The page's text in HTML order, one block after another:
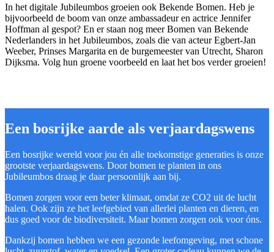
In het digitale Jubileumbos groeien ook Bekende Bomen. Heb je
bijvoorbeeld de boom van onze ambassadeur en actrice Jennifer
Hoffman al gespot? En er staan nog meer Bomen van Bekende
Nederlanders in het Jubileumbos, zoals die van acteur Egbert-Jan
Weeber, Prinses Margarita en de burgemeester van Utrecht, Sharon
Dijksma. Volg hun groene voorbeeld en laat het bos verder groeien!
Een bosrijke aarde als verjaardagswens
Een bosrijke wereld voor jou én alle toekomstige generaties is onze
grootste verjaardagswens. Door bomen te planten in ons
Jubileumbos draag je daar persoonlijk aan bij.
Bomen zorgen voor een beter klimaat, omdat ze CO2 uit de lucht
halen. Ook zijn ze het leefgebied van allerlei planten en dieren, en
dus goed voor de biodiversiteit. Maar bomen zorgen ook voor óns.
Dankzij bomen hebben we een gezonde leefomgeving, met schone